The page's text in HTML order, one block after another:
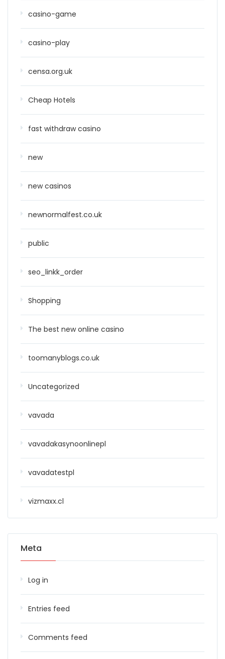
casino-game
casino-play
censa.org.uk
Cheap Hotels
fast withdraw casino
new
new casinos
newnormalfest.co.uk
public
seo_linkk_order
Shopping
The best new online casino
toomanyblogs.co.uk
Uncategorized
vavada
vavadakasynoonlinepl
vavadatestpl
vizmaxx.cl
Meta
Log in
Entries feed
Comments feed